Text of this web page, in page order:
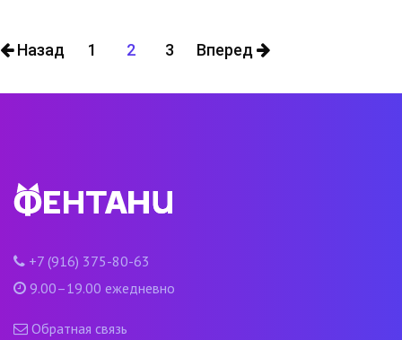
Назад 1 2 3 Вперед
+7 (916) 375-80-63
9.00–19.00 ежедневно
Обратная связь